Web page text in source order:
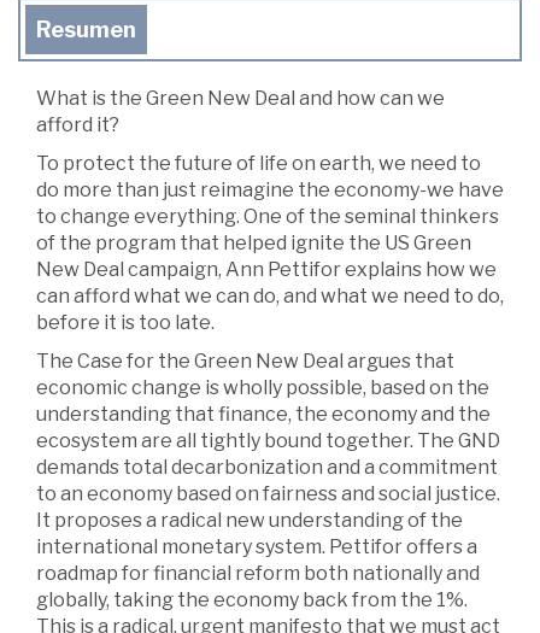
Resumen
What is the Green New Deal and how can we
afford it?
To protect the future of life on earth, we need to
do more than just reimagine the economy-we have
to change everything. One of the seminal thinkers
of the program that helped ignite the US Green
New Deal campaign, Ann Pettifor explains how we
can afford what we can do, and what we need to do,
before it is too late.
The Case for the Green New Deal argues that
economic change is wholly possible, based on the
understanding that finance, the economy and the
ecosystem are all tightly bound together. The GND
demands total decarbonization and a commitment
to an economy based on fairness and social justice.
It proposes a radical new understanding of the
international monetary system. Pettifor offers a
roadmap for financial reform both nationally and
globally, taking the economy back from the 1%.
This is a radical, urgent manifesto that we must act